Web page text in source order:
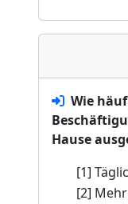
Wie
Hause
[1]
[2]